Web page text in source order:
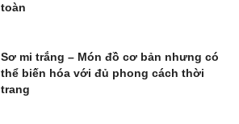
toàn
Sơ mi trắng – Món đồ cơ bản nhưng có
thể biến hóa với đủ phong cách thời
trang